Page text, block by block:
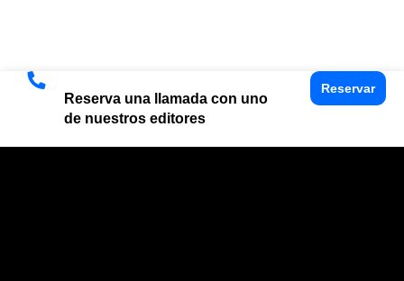
Reserva una llamada con uno
de nuestros editores
Reservar